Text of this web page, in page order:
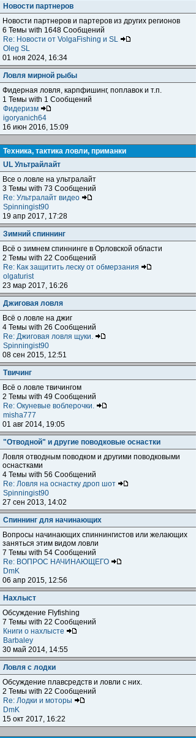
Новости партнеров
Новости партнеров и партеров из других регионов
6 Темы with 1648 Сообщений
Re: Новости от VolgaFishing и SL
Oleg SL
01 ноя 2024, 16:34
Ловля мирной рыбы
Фидерная ловля, карпфишинг, поплавок и т.п.
1 Темы with 1 Сообщений
Фидеризм
igoryanich64
16 июн 2016, 15:09
Техника, тактика ловли, приманки
UL Ультрайлайт
Все о ловле на ультралайт
3 Темы with 73 Сообщений
Re: Ультралайт видео
Spinningist90
19 апр 2017, 17:28
Зимний спиннинг
Всё о зимнем спиннинге в Орловской области
2 Темы with 22 Сообщений
Re: Как защитить леску от обмерзания
olgaturist
23 мар 2017, 16:26
Джиговая ловля
Всё о ловле на джиг
4 Темы with 26 Сообщений
Re: Джиговая ловля щуки.
Spinningist90
08 сен 2015, 12:51
Твичинг
Всё о ловле твичингом
2 Темы with 49 Сообщений
Re: Окуневые воблерочки.
misha777
01 авг 2014, 19:05
"Отводной" и другие поводковые оснастки
Ловля отводным поводком и другими поводковыми
оснастками
4 Темы with 56 Сообщений
Re: Ловля на оснастку дроп шот
Spinningist90
27 сен 2013, 14:02
Спиннинг для начинающих
Вопросы начинающих спиннингистов или желающих
заняться этим видом ловли
7 Темы with 54 Сообщений
Re: ВОПРОС НАЧИНАЮЩЕГО
DmK
06 апр 2015, 12:56
Нахлыст
Обсуждение Flyfishing
7 Темы with 22 Сообщений
Книги о нахлысте
Barbaley
30 май 2014, 14:55
Ловля с лодки
Обсуждение плавсредств и ловли с них.
2 Темы with 22 Сообщений
Re: Лодки и моторы
DmK
15 окт 2017, 16:22